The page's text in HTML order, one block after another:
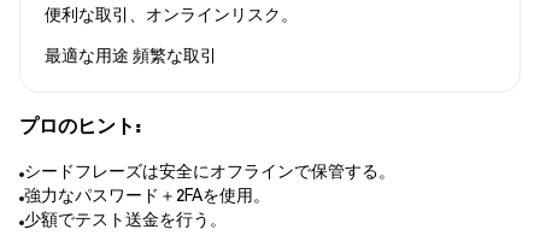
便利な取引、オンラインリスク。
最適な用途 頻繁な取引
プロのヒント:
シードフレーズは安全にオフラインで保管する。
強力なパスワード＋2FAを使用。
少額でテスト送金を行う。